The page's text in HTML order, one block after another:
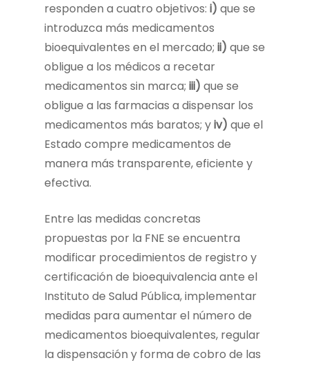
responden a cuatro objetivos: i) que se
introduzca más medicamentos
bioequivalentes en el mercado; ii) que se
obligue a los médicos a recetar
medicamentos sin marca; iii) que se
obligue a las farmacias a dispensar los
medicamentos más baratos; yiv) que el
Estado compre medicamentos de
manera más transparente, eficiente y
efectiva.
Entre las medidas concretas
propuestas por la FNE se encuentra
modificar procedimientos de registro y
certificación de bioequivalencia ante el
Instituto de Salud Pública, implementar
medidas para aumentar el número de
medicamentos bioequivalentes, regular
la dispensación y forma de cobro de las